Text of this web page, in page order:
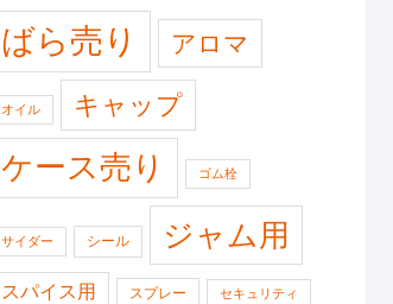
ばら売り アロマ
オイル キャップ
ケース売り ゴム栓
サイダー シール ジャム用
スパイス用 スプレー セキュリティ